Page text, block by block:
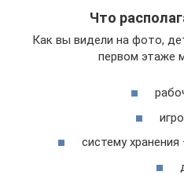
Что
Как вы видели на фото,
первом этаже
систему